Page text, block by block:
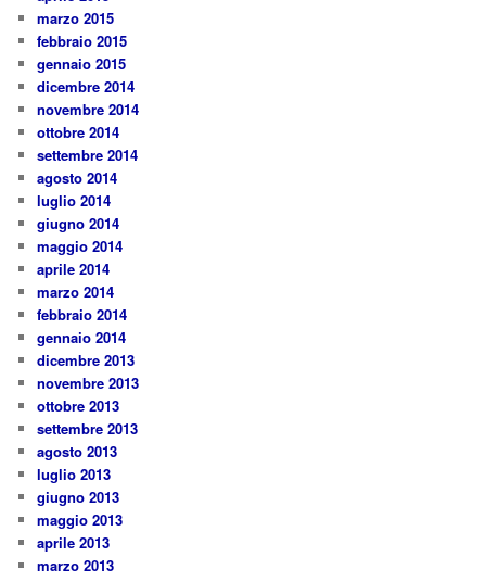
marzo 2015
febbraio 2015
gennaio 2015
dicembre 2014
novembre 2014
ottobre 2014
settembre 2014
agosto 2014
luglio 2014
giugno 2014
maggio 2014
aprile 2014
marzo 2014
febbraio 2014
gennaio 2014
dicembre 2013
novembre 2013
ottobre 2013
settembre 2013
agosto 2013
luglio 2013
giugno 2013
maggio 2013
aprile 2013
marzo 2013